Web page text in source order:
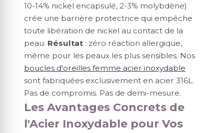
10-14% nickel encapsulé, 2-3% molybdène)
crée une barrière protectrice qui empêche
toute libération de nickel au contact de la
peau. Résultat : zéro réaction allergique,
même pour les peaux les plus sensibles. Nos
boucles d'oreilles femme acier inoxydable
sont fabriquées exclusivement en acier 316L.
Pas de compromis. Pas de demi-mesure.
Les Avantages Concrets de
l'Acier Inoxydable pour Vos